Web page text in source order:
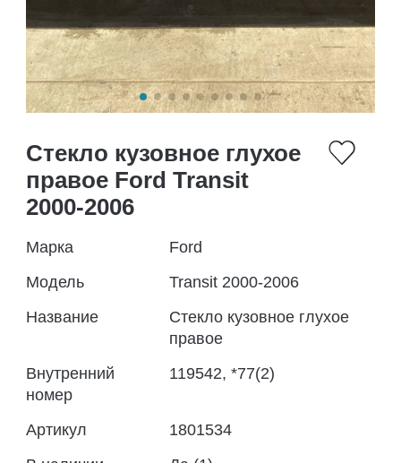
Стекло кузовное глухое
правое Ford Transit
2000-2006
Марка
Ford
Модель
Transit 2000-2006
Название
Стекло кузовное глухое
правое
Внутренний
номер
119542, *77(2)
Артикул
1801534